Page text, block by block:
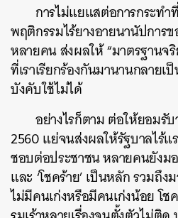
การไม่แยแสต่อการกระท
พฤติกรรมไร้ยางอายนานัปการ
หลายคน ส่งผลให้ “มาตรฐานจ
ที่เราเรียกร้องกันมานานกลายเ
บังคับใช้ไม่ได้
อย่างไรก็ตาม ต่อให้ยอมรั
2560 แย่จนส่งผลให้รัฐบาลไร้แ
ชอบต่อประชาชน หลายคนยังม
และ ‘โชคร้าย’ เป็นหลัก รวมถึ
ไม่มีคนเก่งหรือมีคนเก่งน้อย โ